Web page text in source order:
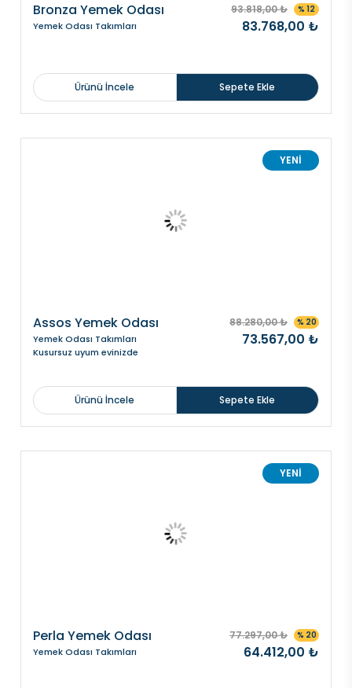
Bronza Yemek Odası
Yemek Odası Takımları
93.818,00 ₺ % 12
83.768,00 ₺
Ürünü İncele Sepete Ekle
YENİ
Assos Yemek Odası
Yemek Odası Takımları
Kusursuz uyum evinizde
88.280,00 ₺ % 20
73.567,00 ₺
Ürünü İncele Sepete Ekle
YENİ
Perla Yemek Odası
Yemek Odası Takımları
77.297,00 ₺ % 20
64.412,00 ₺